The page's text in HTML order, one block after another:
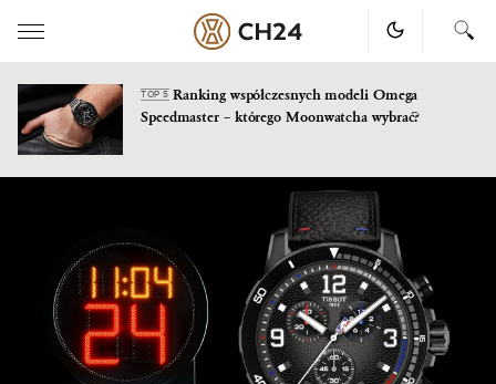
TOP 5Ranking współczesnych modeli Omega
Speedmaster – którego Moonwatcha wybrać?